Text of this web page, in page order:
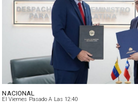
NACIONAL
El Viernes Pasado A Las 12:40